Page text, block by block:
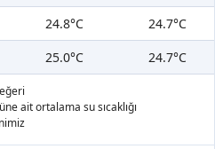
24.8°C
24.7°C
25.0°C 24.7°C
ait ortalama su sıcaklığı